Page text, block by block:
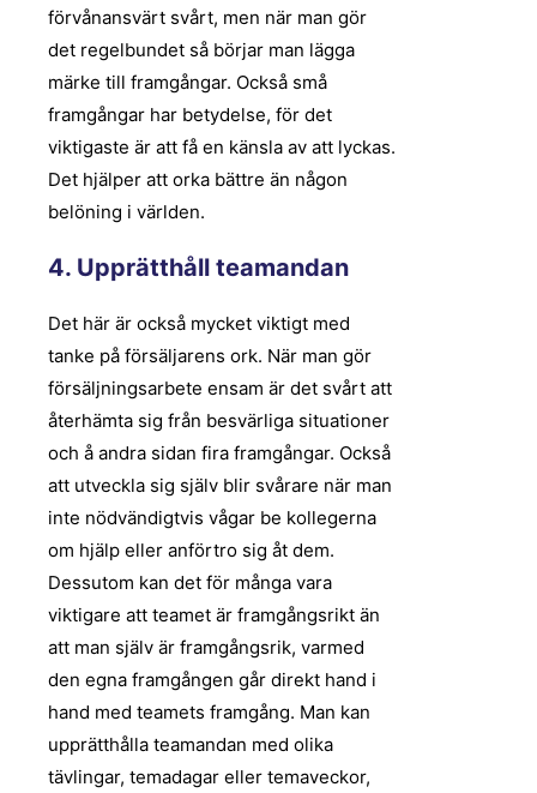
förvånansvärt svårt, men när man gör
det regelbundet så börjar man lägga
märke till framgångar. Också små
framgångar har betydelse, för det
viktigaste är att få en känsla av att lyckas.
Det hjälper att orka bättre än någon
belöning i världen.
4. Upprätthåll teamandan
Det här är också mycket viktigt med
tanke på försäljarens ork. När man gör
försäljningsarbete ensam är det svårt att
återhämta sig från besvärliga situationer
och å andra sidan fira framgångar. Också
att utveckla sig själv blir svårare när man
inte nödvändigtvis vågar be kollegerna
om hjälp eller anförtro sig åt dem.
Dessutom kan det för många vara
viktigare att teamet är framgångsrikt än
att man själv är framgångsrik, varmed
den egna framgången går direkt hand i
hand med teamets framgång. Man kan
upprätthålla teamandan med olika
tävlingar, temadagar eller temaveckor,